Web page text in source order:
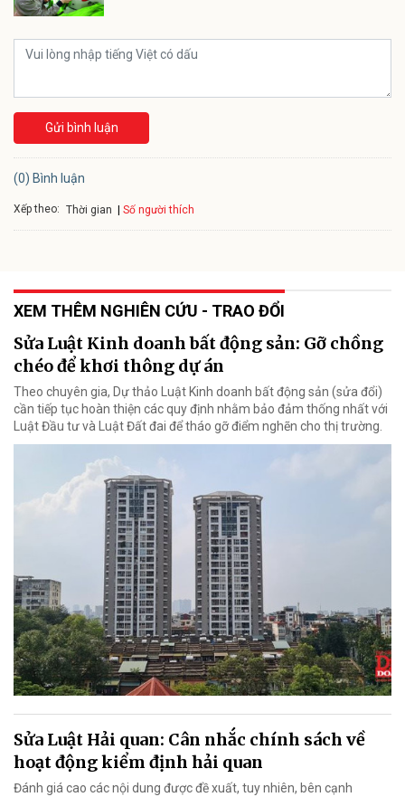
Gửi bình luận
(0) Bình luận
Xếp theo: Thời gian Số người thích
XEM THÊM NGHIÊN CỨU - TRAO ĐỔI
Sửa Luật Kinh doanh bất động sản: Gỡ chồng
chéo để khơi thông dự án
Theo chuyên gia, Dự thảo Luật Kinh doanh bất động sản (sửa đổi)
cần tiếp tục hoàn thiện các quy định nhằm bảo đảm thống nhất với
Luật Đầu tư và Luật Đất đai để tháo gỡ điểm nghẽn cho thị trường.
Sửa Luật Hải quan: Cân nhắc chính sách về
hoạt động kiểm định hải quan
Đánh giá cao các nội dung được đề xuất, tuy nhiên, bên cạnh